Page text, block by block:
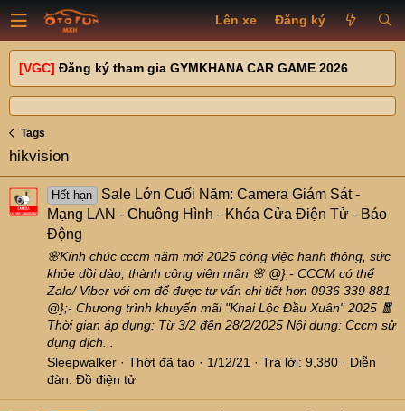
Lên xe Đăng ký
[VGC] Đăng ký tham gia GYMKHANA CAR GAME 2026
Tags
hikvision
Hết hạn
Sale Lớn Cuối Năm: Camera Giám Sát -
Mạng LAN - Chuông Hình - Khóa Cửa Điện Tử - Báo
Động
🌸Kính chúc cccm năm mới 2025 công việc hanh thông, sức
khỏe dồi dào, thành công viên mãn 🌸 @};- CCCM có thể
Zalo/ Viber với em để được tư vấn chi tiết hơn 0936 339 881
@};- Chương trình khuyến mãi "Khai Lộc Đầu Xuân" 2025 🧧
Thời gian áp dụng: Từ 3/2 đến 28/2/2025 Nội dung: Cccm sử
dụng dịch...
Sleepwalker
Thớt đã tạo 1/12/21 Trả lời: 9,380
Diễn
đàn: Đồ điện tử